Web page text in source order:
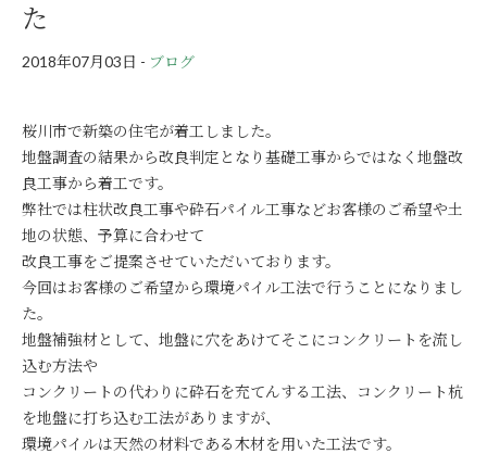
た
2018年07月03日 - ブログ
桜川市で新築の住宅が着工しました。
地盤調査の結果から改良判定となり基礎工事からではなく地盤改
良工事から着工です。
弊社では柱状改良工事や砕石パイル工事などお客様のご希望や土
地の状態、予算に合わせて
改良工事をご提案させていただいております。
今回はお客様のご希望から環境パイル工法で行うことになりまし
た。
地盤補強材として、地盤に穴をあけてそこにコンクリートを流し
込む方法や
コンクリートの代わりに砕石を充てんする工法、コンクリート杭
を地盤に打ち込む工法がありますが、
環境パイルは天然の材料である木材を用いた工法です。